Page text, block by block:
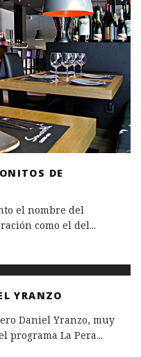
DE
el nombre del
como el del...
YRANZO
Daniel Yranzo, muy
programa La Pera...